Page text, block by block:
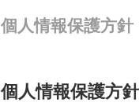
個人情報保護方針
個人情報保護方針